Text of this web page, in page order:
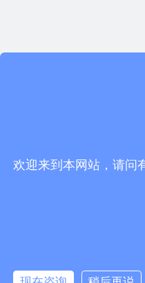
欢迎来到本网站，请问